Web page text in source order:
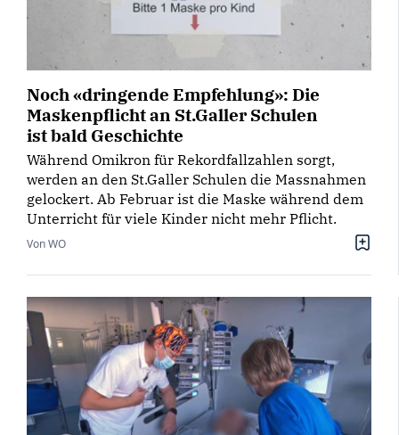
Noch «dringende Empfehlung»: Die
Maskenpflicht an St.Galler Schulen
ist bald Geschichte
Während Omikron für Rekordfallzahlen sorgt,
werden an den St.Galler Schulen die Massnahmen
gelockert. Ab Februar ist die Maske während dem
Unterricht für viele Kinder nicht mehr Pflicht.
Von WO